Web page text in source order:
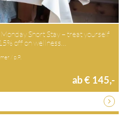
Short Stay – treat yourself
off on wellness…
/ p.P.
ab € 145,-